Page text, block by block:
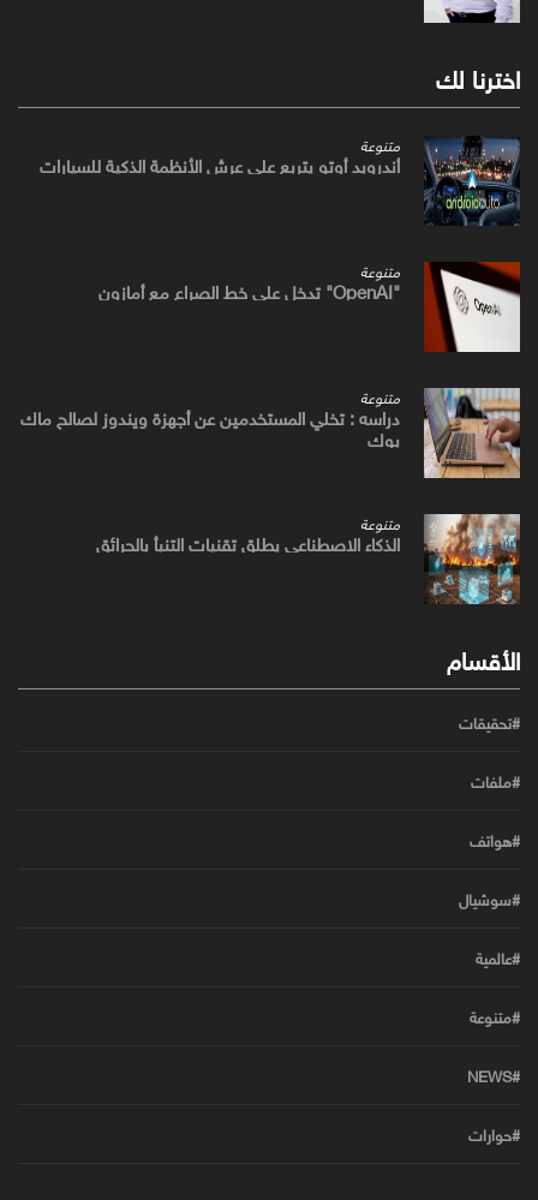
اخترنا لك
متنوعة
أندرويد أوتو يتربع علي عرش الأنظمة الذكية للسيارات
متنوعة
"OpenAI" تدخل علي خط الصراع مع أمازون
متنوعة
دراسه : تخلي المستخدمين عن أجهزة ويندوز لصالح ماك
بوك
متنوعة
الذكاء الاصطناعي يطلق تقنيات التنبأ بالحرائق
الأقسام
#تحقيقات
#ملفات
#هواتف
#سوشيال
#عالمية
#متنوعة
#NEWS
#حوارات